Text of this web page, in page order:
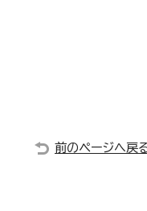
前のページへ戻